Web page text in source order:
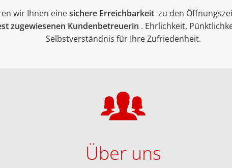
wir Ihnen einesichere Erreichbarkeit zu den
zugewiesenen Kundenbetreuerin . Ehrlichkeit,
Selbstverständnis für Ihre Zufriedenheit.
Über uns